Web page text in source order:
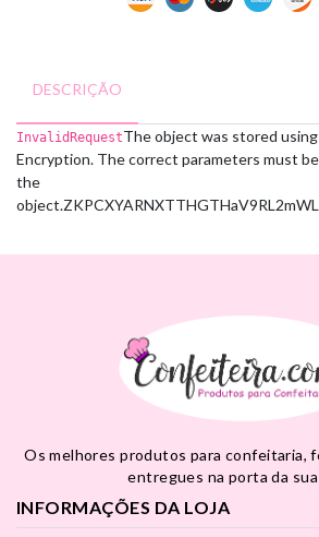
DESCRIÇÃO
InvalidRequestThe object was stored
Encryption. The correct parameters must
the
object.ZKPCXYARNXTTHGTH
Os melhores produtos para confeitaria,
entregues na porta da sua
INFORMAÇÕES DA LOJA